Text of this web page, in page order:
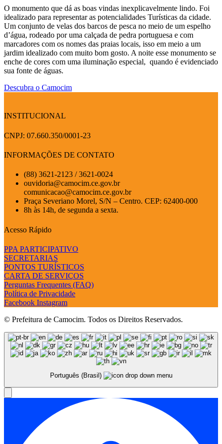
O monumento que dá as boas vindas inexplicavelmente lindo. Foi
idealizado para representar as potencialidades Turísticas da cidade.
Um conjunto de velas dos barcos de pesca no meio de um espelho
d’água, rodeado por uma calçada de pedra portuguesa e com
marcadores com os nomes das praias locais, isso em meio a um
jardim idealizado com muito bom gosto. A noite esse monumento se
enche de cores com uma iluminação especial, quando é evidenciado
sua fonte de águas.
Descubra o Camocim
INSTITUCIONAL
CNPJ: 07.660.350/0001-23
INFORMAÇÕES DE CONTATO
(88) 3621-2123 / 3621-0024
ouvidoria@camocim.ce.gov.br
comunicacao@camocim.ce.gov.br
Praça Severiano Morel, S/N – Centro. CEP: 62400-000
8h às 14h, de segunda a sexta.
Acesso Rápido
PPA PARTICIPATIVO
SECRETARIAS
PONTOS TURÍSTICOS
CARTA DE SERVIÇOS
Perguntas Frequentes (FAQ)
Política de Privacidade
Facebook Instagram
© Prefeitura de Camocim. Todos os Direitos Reservados.
Português (Brasil)